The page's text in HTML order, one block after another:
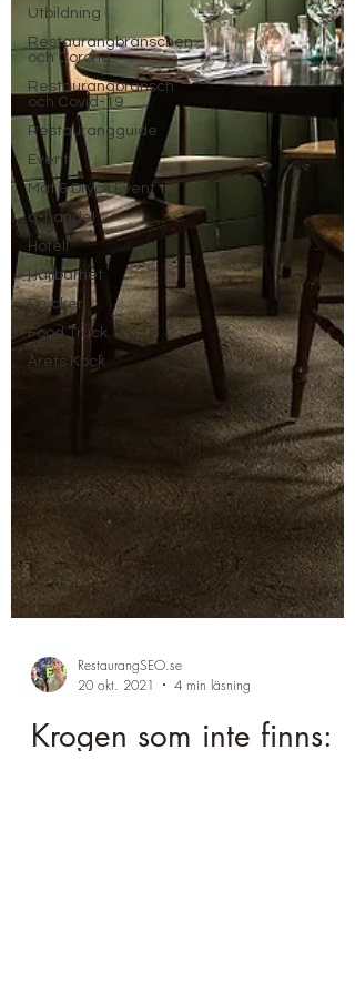
Utbildning
Restaurangbranschen
och Corona
Restaurangbransch
och Covid-19
Restaurangguide
Event
Mat & Dryck Event
q-handel
Hotell
Hållbarhet
Drycker
Food Truck
Årets Kock
20 okt. 2021
4 min läsning